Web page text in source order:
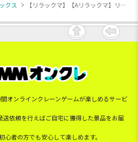
クス 【リラックマ】【Aリラックマ】リラックマ BASIC RILAKKUMA おうちでくつろぎぬいぐるみ
オンラインクレーンゲームが楽しめるサービ
依頼を行えばご自宅に獲得した景品をお届
者の方でも安心して楽しめます。